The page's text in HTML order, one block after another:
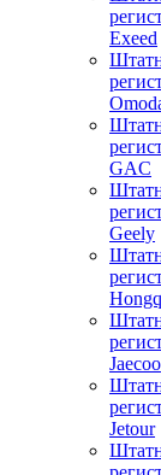
Exeed
GAC
Geely
Jaecoo
Jetour